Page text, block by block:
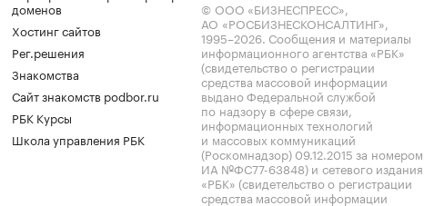
доменов
Хостинг сайтов
Рег.решения
Знакомства
Сайт знакомств podbor.ru
РБК Курсы
Школа управления РБК
© ООО «БИЗНЕСПРЕСС»,
АО «РОСБИЗНЕСКОНСАЛТИНГ»,
1995–2026. Сообщения и материалы
информационного агентства «РБК»
(свидетельство о регистрации
средства массовой информации
выдано Федеральной службой
по надзору в сфере связи,
информационных технологий
и массовых коммуникаций
(Роскомнадзор) 09.12.2015 за номером
ИА №ФС77-63848) и сетевого издания
«РБК» (свидетельство о регистрации
средства массовой информации